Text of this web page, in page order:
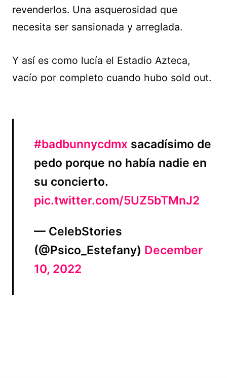
revenderlos. Una asquerosidad que
necesita ser sansionada y arreglada.
Y así es como lucía el Estadio Azteca,
vacío por completo cuando hubo sold out.
#badbunnycdmx sacadísimo de
pedo porque no había nadie en
su concierto.
pic.twitter.com/5UZ5bTMnJ2
— CelebStories
(@Psico_Estefany) December
10, 2022